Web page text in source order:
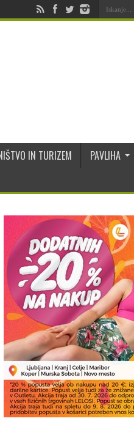
IN TURIZEM
PAVLIHA